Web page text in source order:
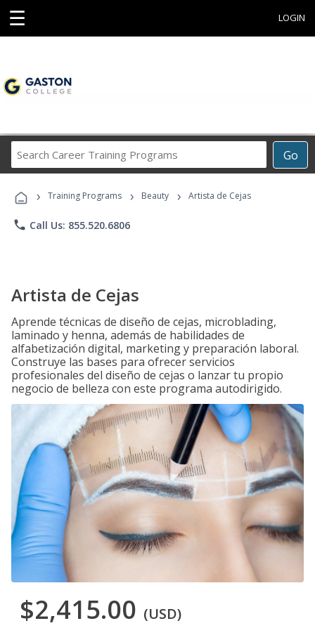
☰ LOGIN
Go
Career
Programs
› Training Programs › Beauty › Artista de Cejas
phone Call Us: 855.520.6806
Artista de Cejas
Aprende técnicas de diseño de cejas, microblading,
laminado y henna, además de habilidades de
alfabetización digital, marketing y preparación laboral.
Construye las bases para ofrecer servicios
profesionales del diseño de cejas o lanzar tu propio
negocio de belleza con este programa autodirigido.
$2,415.00 (USD)